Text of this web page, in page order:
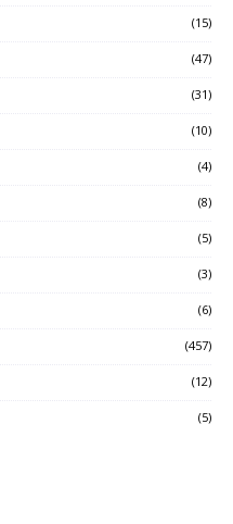
(15)
(47)
(31)
(10)
(4)
(8)
(5)
(3)
(6)
(457)
(12)
(5)